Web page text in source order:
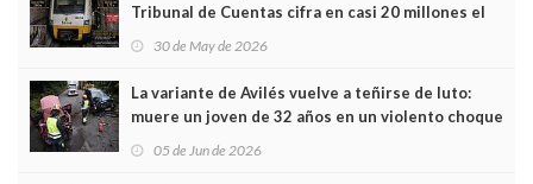
Tribunal de Cuentas cifra en casi 20 millones el
sobrecoste de los trenes que no cabían por los
30 de May de 2026
La variante de Avilés vuelve a teñirse de luto:
muere un joven de 32 años en un violento choque
frontal
05 de Jun de 2026